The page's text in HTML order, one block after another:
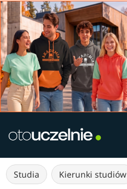
Studia Kierunki studiów